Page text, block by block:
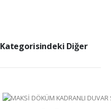
Kategorisindeki Diğer